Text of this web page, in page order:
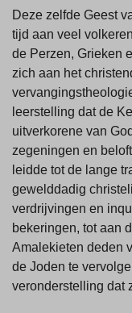
Deze zelfde Geest
tijd aan veel
de Perzen, Grieken
zich aan het
leerstelling dat de
uitverkorene van
zegeningen en
leidde tot de lange
gewelddadig
verdrijvingen en
bekeringen, tot aan
Amalekieten deden
de Joden te
veronderstelling dat